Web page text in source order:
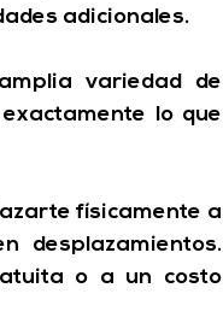
adicionales.
variedad de
lo que
físicamente a
desplazamientos.
o a un costo